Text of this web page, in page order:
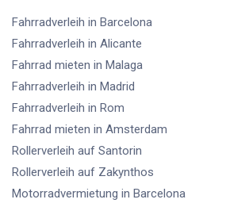
Fahrradverleih in Barcelona
Fahrradverleih in Alicante
Fahrrad mieten in Malaga
Fahrradverleih in Madrid
Fahrradverleih in Rom
Fahrrad mieten in Amsterdam
Rollerverleih auf Santorin
Rollerverleih auf Zakynthos
Motorradvermietung in Barcelona